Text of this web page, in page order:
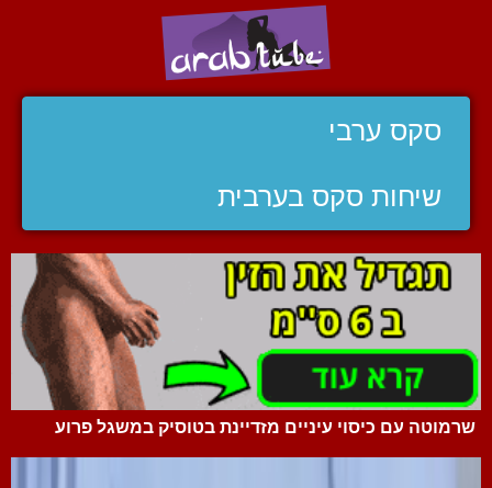
סקס ערבי
שיחות סקס בערבית
שרמוטה עם כיסוי עיניים מזדיינת בטוסיק במשגל פרוע